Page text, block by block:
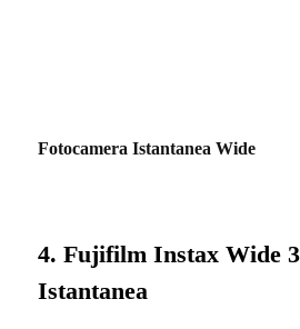
Fotocamera Istantanea Wide
4. Fujifilm Instax Wide
Istantanea